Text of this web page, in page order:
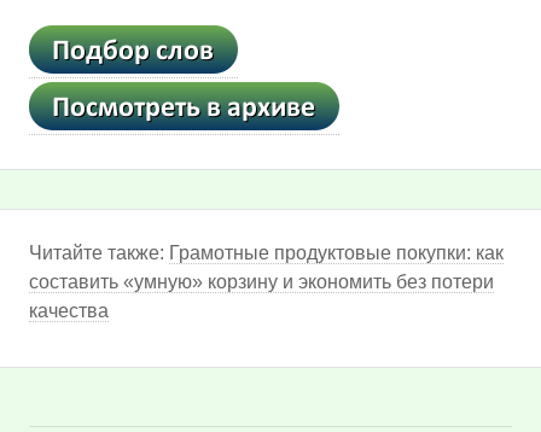
Читайте также: Грамотные продуктовые покупки: как
составить «умную» корзину и экономить без потери
качества